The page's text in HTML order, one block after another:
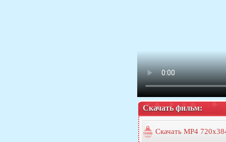
Скачать фильм:
Скачать MP4